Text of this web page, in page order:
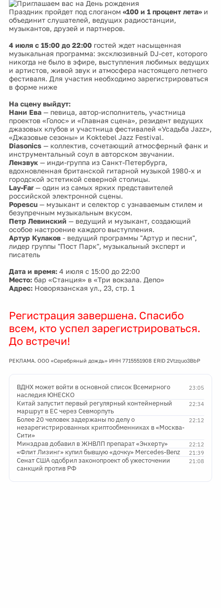
Праздник пройдет под слоганом «100 и 1 процент лета»и
объединит слушателей, ведущих радиостанции,
музыкантов, друзей и партнеров.
4 июля c 15:00 до 22:00гостей ждет насыщенная
музыкальная программа: эксклюзивный DJ-сет, которого
никогда не было в эфире, выступления любимых ведущих
и артистов, живой звук и атмосфера настоящего летнего
фестиваля. Для участия необходимо зарегистрироваться
в форме ниже
На сцену выйдут:
Нани Ева— певица, автор-исполнитель, участница
проектов «Голос» и «Главная сцена», резидент ведущих
джазовых клубов и участница фестивалей «Усадьба Jazz»,
«Джазовые сезоны» и Koktebel Jazz Festival.
Diasonics— коллектив, сочетающий атмосферный фанк и
инструментальный соул в авторском звучании.
Лензвук— инди-группа из Санкт-Петербурга,
вдохновленная британской гитарной музыкой 1980-х и
городской эстетикой северной столицы.
Lay-Far— один из самых ярких представителей
российской электронной сцены.
Popescu— музыкант и селектор с узнаваемым стилем и
безупречным музыкальным вкусом.
Петр Левинский — ведущий и музыкант, создающий
особое настроение каждого выступления.
Артур Кулаков- ведущий программы "Артур и песни",
лидер группы "Пост Парк", музыкальный эксперт и
писатель
Дата и время: 4 июля с 15:00 до 22:00
Место:бар «Станция» в «Три вокзала. Депо»
Адрес:Новорязанская ул., 23, стр. 1
Регистрация завершена. Спасибо
всем, кто успел зарегистрироваться.
До встречи!
РЕКЛАМА. ООО «Серебряный дождь» ИНН 7715551908 ERID 2Vtzquo3BbP
23:05
ВДНХ может войти в основной список Всемирного
наследия ЮНЕСКО
22:34
Китай запустит первый регулярный контейнерный
маршрут в ЕС через Севморпуть
22:12
Более 20 человек задержаны по делу о
незарегистрированных криптообменниках в «Москва-
Сити»
22:12
Минздрав добавил в ЖНВЛП препарат «Энхерту»
21:39
«Флит Лизинг» купил бывшую «дочку» Mercedes-Benz
21:08
Сенат США одобрил законопроект об ужесточении
санкций против РФ